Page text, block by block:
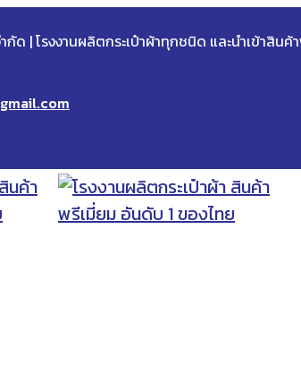
ด | โรงงานผลิตกระเป๋าผ้าทุกชนิด และนำเข้าสิน